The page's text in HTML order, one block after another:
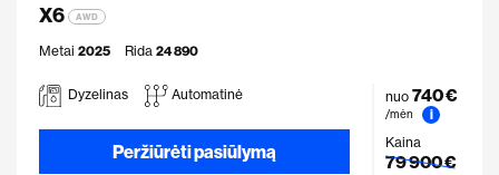
X6
AWD
Metai 2025 Rida 24 890
Dyzelinas Automatinė
Peržiūrėti pasiūlymą
nuo 740 €
/mėn
i
Kaina
79 900 €